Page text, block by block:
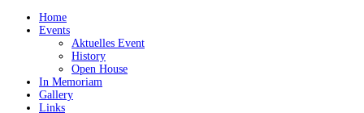
Home
Events
Aktuelles Event
History
Open House
In Memoriam
Gallery
Links